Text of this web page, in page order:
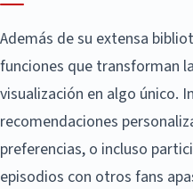
Además de su extensa
funciones que transforman
visualización en algo único.
recomendaciones
preferencias, o incluso
episodios con otros fans